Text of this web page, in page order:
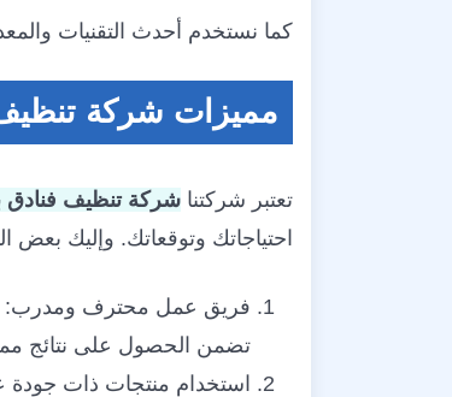
كما نستخدم أحدث التقنيات
مميزات شركة تنظيف
تعتبر شركتنا شركة تنظيف فنادق
احتياجاتك وتوقعاتك. وإليك بعض
فريق عمل محترف ومدرب:
تضمن الحصول على نتائج
استخدام منتجات ذات جودة